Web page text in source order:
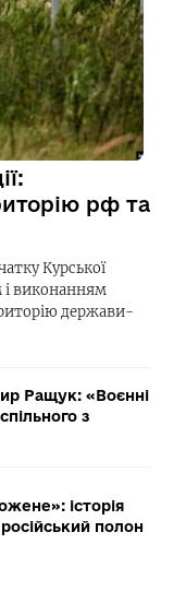
рф та
Курської
і виконанням
держави-
Ращук: «Воєнні
з
історія
полон